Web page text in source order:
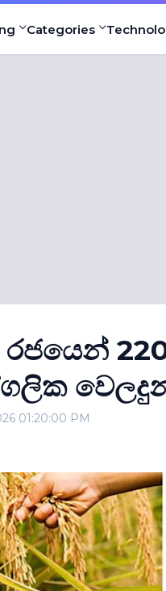
Categories
01:20:00 PM